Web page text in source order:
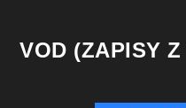
VOD (ZAPISY